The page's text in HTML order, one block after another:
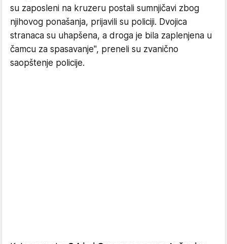
su zaposleni na kruzeru postali sumnjičavi zbog
njihovog ponašanja, prijavili su policiji. Dvojica
stranaca su uhapšena, a droga je bila zaplenjena u
čamcu za spasavanje", preneli su zvanično
saopštenje policije.